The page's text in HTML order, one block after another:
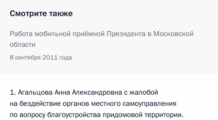
Смотрите также
Работа мобильной приёмной Президента в Московской
области
8 сентября 2011 года
1. Агальцова Анна Александровна с жалобой
на бездействие органов местного самоуправления
по вопросу благоустройства придомовой территории.